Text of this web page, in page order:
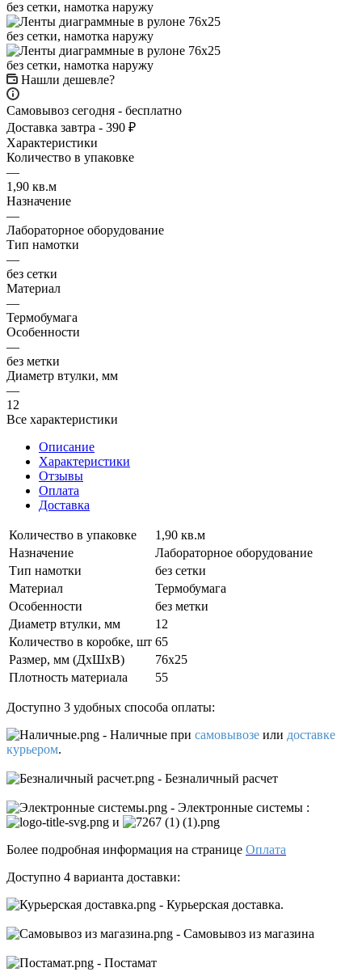
Нашли дешевле?
Самовывоз сегодня - бесплатно
Доставка завтра - 390 ₽
Характеристики
Количество в упаковке
—
1,90 кв.м
Назначение
—
Лабораторное оборудование
Тип намотки
—
без сетки
Материал
—
Термобумага
Особенности
—
без метки
Диаметр втулки, мм
—
12
Все характеристики
Описание
Характеристики
Отзывы
Оплата
Доставка
Количество в упаковке
1,90 кв.м
Назначение
Лабораторное оборудование
Тип намотки
без сетки
Материал
Термобумага
Особенности
без метки
Диаметр втулки, мм
12
Количество в коробке, шт 65
Размер, мм (ДxШxВ)
76х25
Плотность материала
55
Доступно 3 удобных способа оплаты:
- Наличные при самовывозе или доставке
курьером.
- Безналичный расчет
- Электронные системы :
и
Более подробная информация на странице Оплата
Доступно 4 варианта доставки:
- Курьерская доставка.
- Самовывоз из магазина
- Постамат